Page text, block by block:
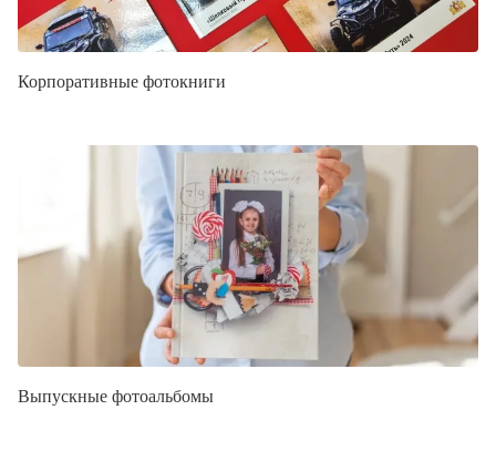
Корпоративные фотокниги
Выпускные фотоальбомы